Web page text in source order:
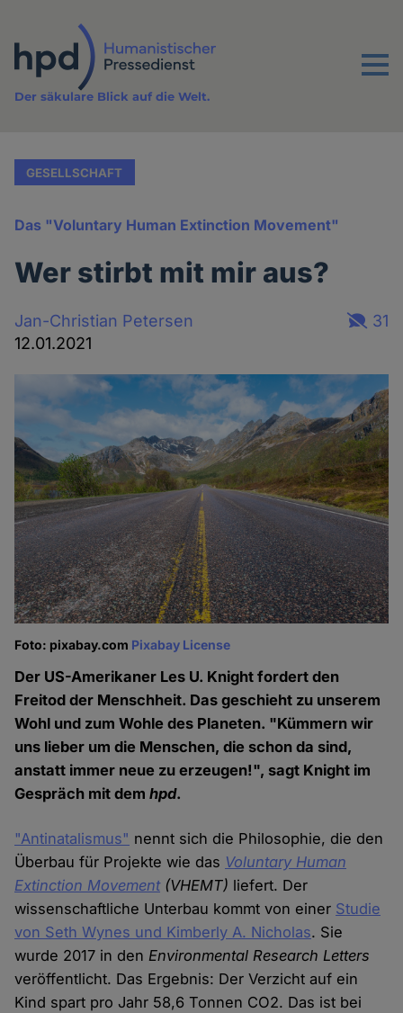
Inhalt
Menu
Der säkulare Blick auf die Welt.
GESELLSCHAFT
Das "Voluntary Human Extinction Movement"
Wer stirbt mit mir aus?
Jan-Christian Petersen
12.01.2021
31
Foto: pixabay.com Pixabay License
Der US-Amerikaner Les U. Knight fordert den
Freitod der Menschheit. Das geschieht zu unserem
Wohl und zum Wohle des Planeten. "Kümmern wir
uns lieber um die Menschen, die schon da sind,
anstatt immer neue zu erzeugen!", sagt Knight im
Gespräch mit demhpd.
"Antinatalismus" nennt sich die Philosophie, die den
Überbau für Projekte wie das Voluntary Human
Extinction Movement(VHEMT) liefert. Der
wissenschaftliche Unterbau kommt von einer Studie
von Seth Wynes und Kimberly A. Nicholas. Sie
wurde 2017 in denEnvironmental Research Letters
veröffentlicht. Das Ergebnis: Der Verzicht auf ein
Kind spart pro Jahr 58,6 Tonnen CO2. Das ist bei